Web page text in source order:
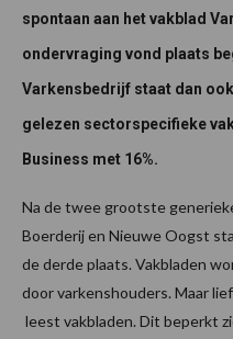
spontaan aan het vakblad
ondervraging vond plaats
Varkensbedrijf staat dan
gelezen sectorspecifieke
Business met 16%.
Na de twee grootste
Boerderij en Nieuwe Oogst
de derde plaats. Vakbladen
door varkenshouders. Maar
leest vakbladen. Dit beperkt